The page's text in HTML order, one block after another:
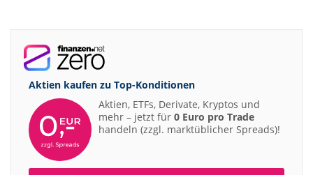
Aktien kaufen zu Top-Konditionen
Aktien, ETFs, Derivate, Kryptos und
mehr – jetzt für 0 Euro pro Trade
handeln (zzgl. marktüblicher Spreads)!